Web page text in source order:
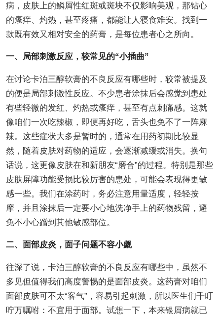
病，皮肤上的鳞屑性红斑或斑块不仅影响美观，那钻心
的瘙痒、灼热，甚至疼痛，都能让人寝食难安。找到一
款既有效又相对安全的药膏，是每位患者心之所向。
一、局部刺激反应，较常见的“小插曲”
在讨论卡泊三醇软膏的不良反应有哪些时，较常被提及
的便是局部刺激性反应。不少患者涂抹后会感觉到患处
有些轻微的发红、灼热或瘙痒，甚至有点刺痛感。这就
像咱们一次吃辣椒，即便再好吃，舌头也免不了一阵麻
辣。这些症状大多是暂时的，通常在用药初期比较显
然，随着皮肤对药物的适应，会逐渐减缓或消失。换句
话说，这更像皮肤在和新朋友“磨合”的过程。特别是那些
皮肤屏障功能受损比较厉害的患处，可能会表现得更敏
感一些。我们在涂药时，务必注意用量适度，轻轻按
摩，并且涂抹后一定要小心地洗净手上的药物残留，避
免不小心蹭到其他敏感部位。
二、面部皮炎，面子问题不容小觑
往深了说，卡泊三醇软膏的不良反应有哪些中，虽然不
多见但值得我们高度警惕的是面部皮炎。这药膏对咱们
面部皮肤可不太“客气”，容易引起刺激，所以医生们千叮
咛万嘱咐：不宜用于面部。试想一下，本来银屑病就已